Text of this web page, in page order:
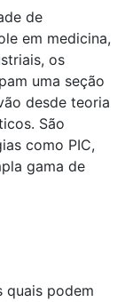
de
em medicina,
os
uma seção
desde teoria
São
como PIC,
gama de
quais podem